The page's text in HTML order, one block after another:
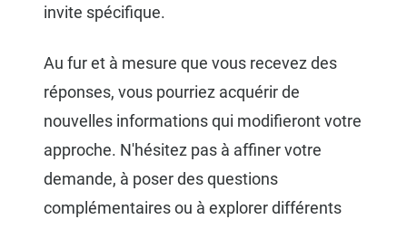
invite spécifique.
Au fur et à mesure que vous recevez des
réponses, vous pourriez acquérir de
nouvelles informations qui modifieront votre
approche. N'hésitez pas à affiner votre
demande, à poser des questions
complémentaires ou à explorer différents